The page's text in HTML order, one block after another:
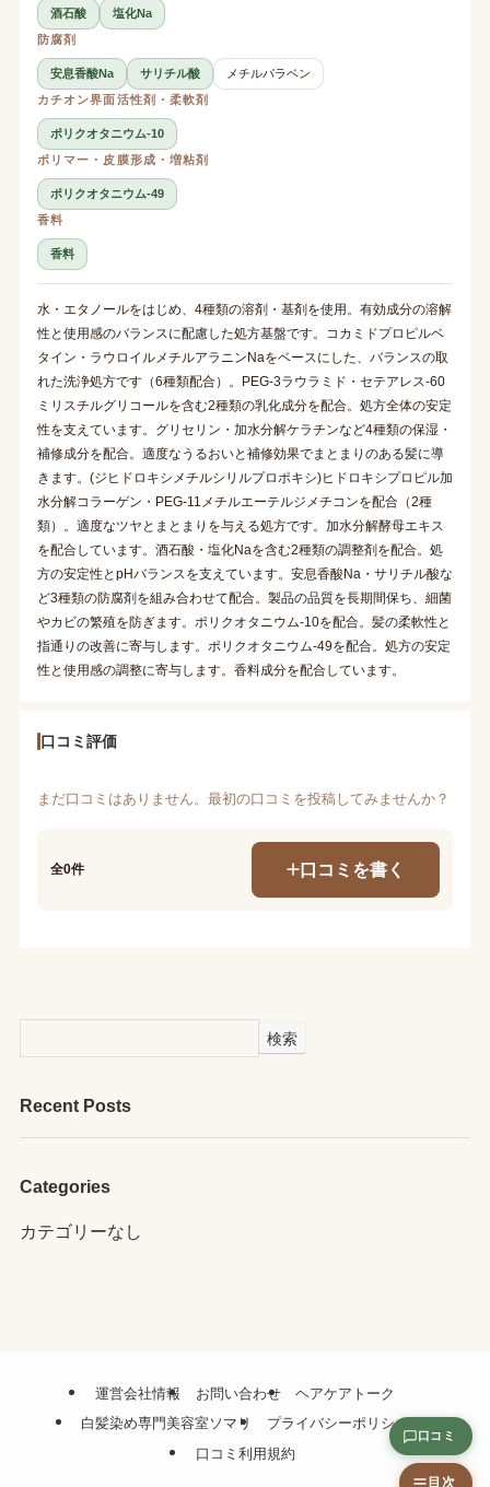
酒石酸
塩化Na
防腐剤
安息香酸Na サリチル酸
メチルパラベン
カチオン界面活性剤・柔軟剤
ポリクオタニウム-10
ポリマー・皮膜形成・増粘剤
ポリクオタニウム-49
香料
香料
水・エタノールをはじめ、4種類の溶剤・基剤を使用。有効成分の溶解
性と使用感のバランスに配慮した処方基盤です。コカミドプロピルベ
タイン・ラウロイルメチルアラニンNaをベースにした、バランスの取
れた洗浄処方です（6種類配合）。PEG-3ラウラミド・セテアレス-60
ミリスチルグリコールを含む2種類の乳化成分を配合。処方全体の安定
性を支えています。グリセリン・加水分解ケラチンなど4種類の保湿・
補修成分を配合。適度なうるおいと補修効果でまとまりのある髪に導
きます。(ジヒドロキシメチルシリルプロポキシ)ヒドロキシプロピル加
水分解コラーゲン・PEG-11メチルエーテルジメチコンを配合（2種
類）。適度なツヤとまとまりを与える処方です。加水分解酵母エキス
を配合しています。酒石酸・塩化Naを含む2種類の調整剤を配合。処
方の安定性とpHバランスを支えています。安息香酸Na・サリチル酸な
ど3種類の防腐剤を組み合わせて配合。製品の品質を長期間保ち、細菌
やカビの繁殖を防ぎます。ポリクオタニウム-10を配合。髪の柔軟性と
指通りの改善に寄与します。ポリクオタニウム-49を配合。処方の安定
性と使用感の調整に寄与します。香料成分を配合しています。
口コミ評価
まだ口コミはありません。最初の口コミを投稿してみませんか？
全0件 口コミを書く
検索
Recent Posts
Categories
カテゴリーなし
運営会社情報 お問い合わせ
ヘアケアトーク
白髪染め専門美容室ソマリ
プライバシーポリシー
口コミ利用規約
口コミ
目次